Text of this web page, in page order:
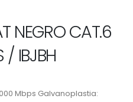
NEGRO CAT.6
/ IBJBH
1000 Mbps Galvanoplastia: